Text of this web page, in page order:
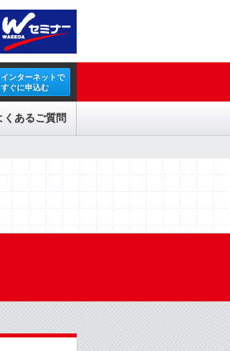
インターネットで
すぐに申込む
くあるご質問